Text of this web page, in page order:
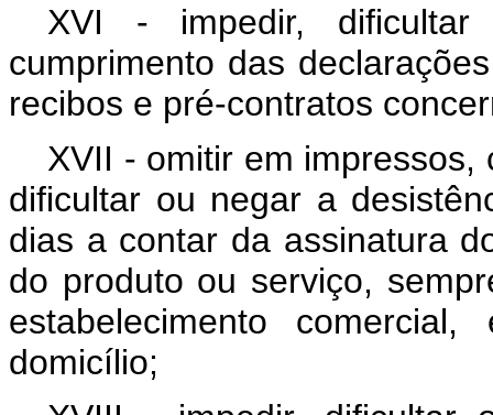
XVI - impedir,
cumprimento das
recibos e pré-contratos
XVII - omitir em impressos,
dificultar ou negar a
dias a contar da assinatura
do produto ou serviço,
estabelecimento
domicílio;